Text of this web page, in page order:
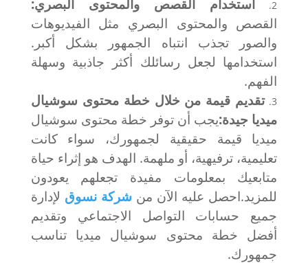
استخدام القصص والمحتوى البصري:
القصص والمحتوى البصري مثل الفيديوهات
والصور تجذب انتباه الجمهور بشكل أكبر.
استخدامها لجعل رسائلك أكثر جاذبية وسهلة
الفهم.
تقديم قيمة من خلال خطة محتوى سوشيال
ميديا جيدة:يجب أن توفر خطة محتوى سوشيال
ميديا قيمة حقيقية لجمهورك، سواء كانت
تعليمية، ترفيهية، أو ملهمة. الهدف هو إثراء حياة
متابعيك بمعلومات مفيدة تجعلهم يعودون
للمزيد.احصل عليه الآن من شركة نسوق لإدارة
جميع حسابات التواصل الاجتماعي وتقديم
أفضل خطة محتوى سوشيال ميديا تناسب
جمهورك.